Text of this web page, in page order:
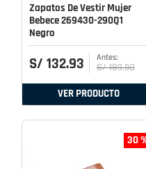
Zapatos De Vestir Mujer
Bebece 269430-290Q1
Negro
S/ 132.93 S/ 189.90
VER PRODUCTO
30